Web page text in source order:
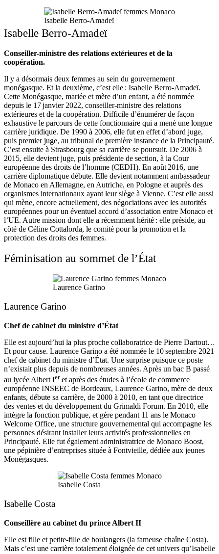
Isabelle Berro-Amadeï
Isabelle Berro-Amadeï
Conseiller-ministre des relations extérieures et de la
coopération.
Il y a désormais deux femmes au sein du gouvernement
monégasque. Et la deuxième, c’est elle : Isabelle Berro-Amadeï.
Cette Monégasque, mariée et mère d’un enfant, a été nommée
depuis le 17 janvier 2022, conseiller-ministre des relations
extérieures et de la coopération. Difficile d’énumérer de façon
exhaustive le parcours de cette fonctionnaire qui a mené une longue
carrière juridique. De 1990 à 2006, elle fut en effet d’abord juge,
puis premier juge, au tribunal de première instance de la Principauté.
C’est ensuite à Strasbourg que sa carrière se poursuit. De 2006 à
2015, elle devient juge, puis présidente de section, à la Cour
européenne des droits de l’homme (CEDH). En août 2016, une
carrière diplomatique débute. Elle devient notamment ambassadeur
de Monaco en Allemagne, en Autriche, en Pologne et auprès des
organismes internationaux ayant leur siège à Vienne. C’est elle aussi
qui mène, encore actuellement, des négociations avec les autorités
européennes pour un éventuel accord d’association entre Monaco et
l’UE. Autre mission dont elle a récemment hérité : elle préside, au
côté de Céline Cottalorda, le comité pour la promotion et la
protection des droits des femmes.
Féminisation au sommet de l’État
Laurence Garino
Laurence Garino
Chef de cabinet du ministre d’État
Elle est aujourd’hui la plus proche collaboratrice de Pierre Dartout…
Et pour cause. Laurence Garino a été nommée le 10 septembre 2021
chef de cabinet du ministre d’État. Une surprise puisque ce poste
n’existait plus depuis de nombreuses années. Après un bac B passé
au lycée Albert Ieret après des études à l’école de commerce
européenne INSEEC de Bordeaux, Laurence Garino, mère de deux
enfants, débute sa carrière, de 2000 à 2010, en tant que directrice
des ventes et du développement du Grimaldi Forum. En 2010, elle
intègre la fonction publique, et gère pendant 11 ans le Monaco
Welcome Office, une structure gouvernemental qui accompagne les
personnes désirant installer leurs activités professionnelles en
Principauté. Elle fut également administratrice de Monaco Boost,
une pépinière d’entreprises située à Fontvieille, dédiée aux jeunes
Monégasques.
Isabelle Costa
Isabelle Costa
Conseillère au cabinet du prince Albert II
Elle est fille et petite-fille de boulangers (la fameuse chaîne Costa).
Mais c’est une carrière totalement éloignée de cet univers qu’Isabelle